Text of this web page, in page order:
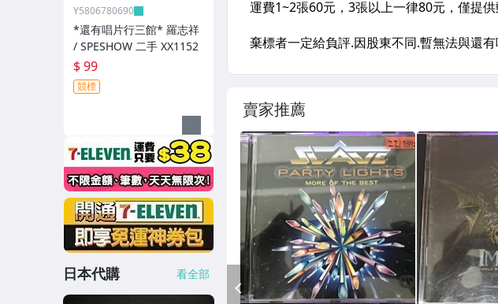
賣家推薦
PREV
Y5806780690
*還有唱片行三館* 羅志祥
/ SPESHOW 二手 XX1152
$ 99
競標
日本代購 看全部